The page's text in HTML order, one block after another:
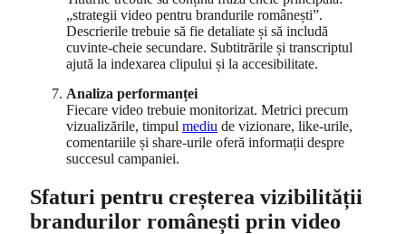
„strategii video pentru brandurile românești”.
Descrierile trebuie să fie detaliate și să includă
cuvinte-cheie secundare. Subtitrările și transcriptul
ajută la indexarea clipului și la accesibilitate.
Analiza performanței
Fiecare video trebuie monitorizat. Metrici precum
vizualizările, timpul mediu de vizionare, like-urile,
comentariile și share-urile oferă informații despre
succesul campaniei.
Sfaturi pentru creșterea vizibilității
brandurilor românești prin video